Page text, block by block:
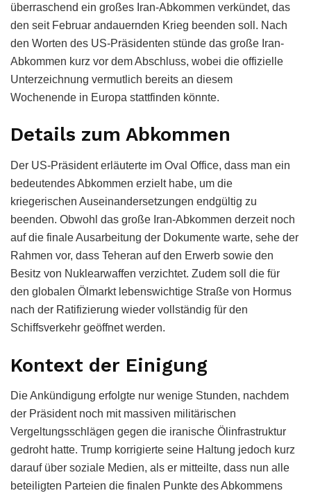
überraschend ein großes Iran-Abkommen verkündet, das
den seit Februar andauernden Krieg beenden soll. Nach
den Worten des US-Präsidenten stünde das große Iran-
Abkommen kurz vor dem Abschluss, wobei die offizielle
Unterzeichnung vermutlich bereits an diesem
Wochenende in Europa stattfinden könnte.
Details zum Abkommen
Der US-Präsident erläuterte im Oval Office, dass man ein
bedeutendes Abkommen erzielt habe, um die
kriegerischen Auseinandersetzungen endgültig zu
beenden. Obwohl das große Iran-Abkommen derzeit noch
auf die finale Ausarbeitung der Dokumente warte, sehe der
Rahmen vor, dass Teheran auf den Erwerb sowie den
Besitz von Nuklearwaffen verzichtet. Zudem soll die für
den globalen Ölmarkt lebenswichtige Straße von Hormus
nach der Ratifizierung wieder vollständig für den
Schiffsverkehr geöffnet werden.
Kontext der Einigung
Die Ankündigung erfolgte nur wenige Stunden, nachdem
der Präsident noch mit massiven militärischen
Vergeltungsschlägen gegen die iranische Ölinfrastruktur
gedroht hatte. Trump korrigierte seine Haltung jedoch kurz
darauf über soziale Medien, als er mitteilte, dass nun alle
beteiligten Parteien die finalen Punkte des Abkommens